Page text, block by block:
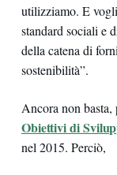
utilizziamo. E
standard sociali e
della catena di
sostenibilità”.
Ancora non
Obiettivi di
nel 2015. Perciò,